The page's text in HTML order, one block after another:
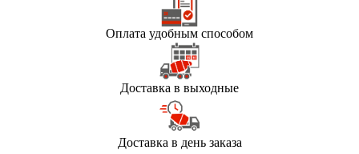
Оплата удобным способом
Доставка в выходные
Доставка в день заказа